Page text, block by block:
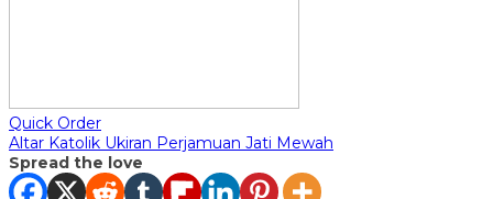
Quick Order
Altar Katolik Ukiran Perjamuan Jati Mewah
Spread the love